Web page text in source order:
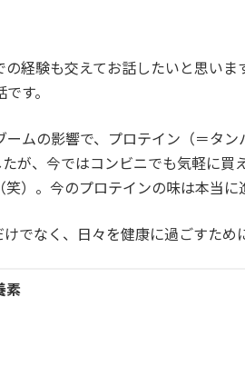
経験も交えてお話したいと思い
す。
ムの影響で、プロテイン（＝タ
が、今ではコンビニでも気軽に
）。今のプロテインの味は本当に
でなく、日々を健康に過ごすた
素